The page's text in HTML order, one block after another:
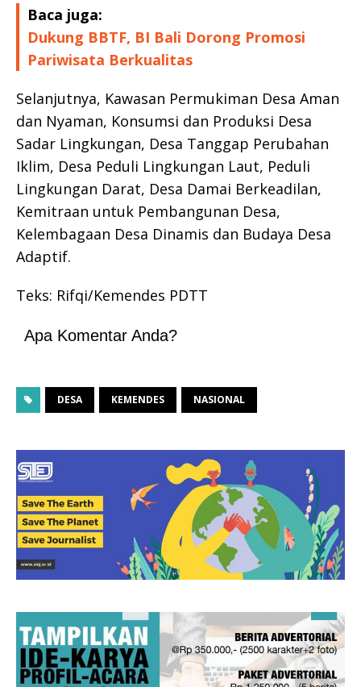
Baca juga:
Dukung BBTF, BI Bali Dorong Promosi
Pariwisata Berkualitas
Selanjutnya, Kawasan Permukiman Desa Aman
dan Nyaman, Konsumsi dan Produksi Desa
Sadar Lingkungan, Desa Tanggap Perubahan
Iklim, Desa Peduli Lingkungan Laut, Peduli
Lingkungan Darat, Desa Damai Berkeadilan,
Kemitraan untuk Pembangunan Desa,
Kelembagaan Desa Dinamis dan Budaya Desa
Adaptif.
Teks: Rifqi/Kemendes PDTT
Apa Komentar Anda?
DESA KEMENDES NASIONAL